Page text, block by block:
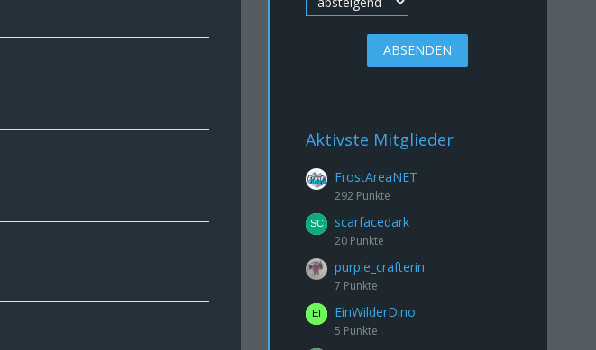
Aktivste Mitglieder
FrostAreaNET
292 Punkte
scarfacedark
20 Punkte
purple_crafterin
7 Punkte
EinWilderDino
5 Punkte